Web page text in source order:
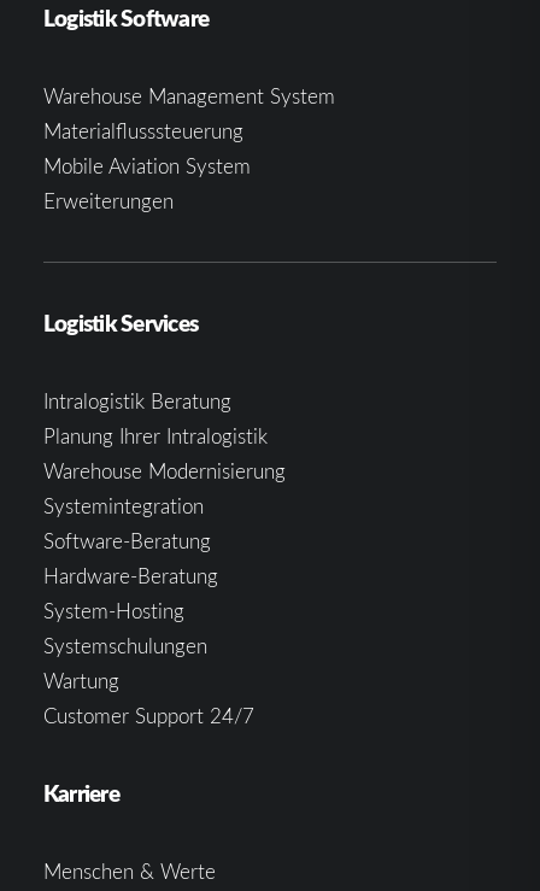
Logistik Software
Warehouse Management System
Materialflusssteuerung
Mobile Aviation System
Erweiterungen
Logistik Services
Intralogistik Beratung
Planung Ihrer Intralogistik
Warehouse Modernisierung
Systemintegration
Software-Beratung
Hardware-Beratung
System-Hosting
Systemschulungen
Wartung
Customer Support 24/7
Karriere
Menschen & Werte